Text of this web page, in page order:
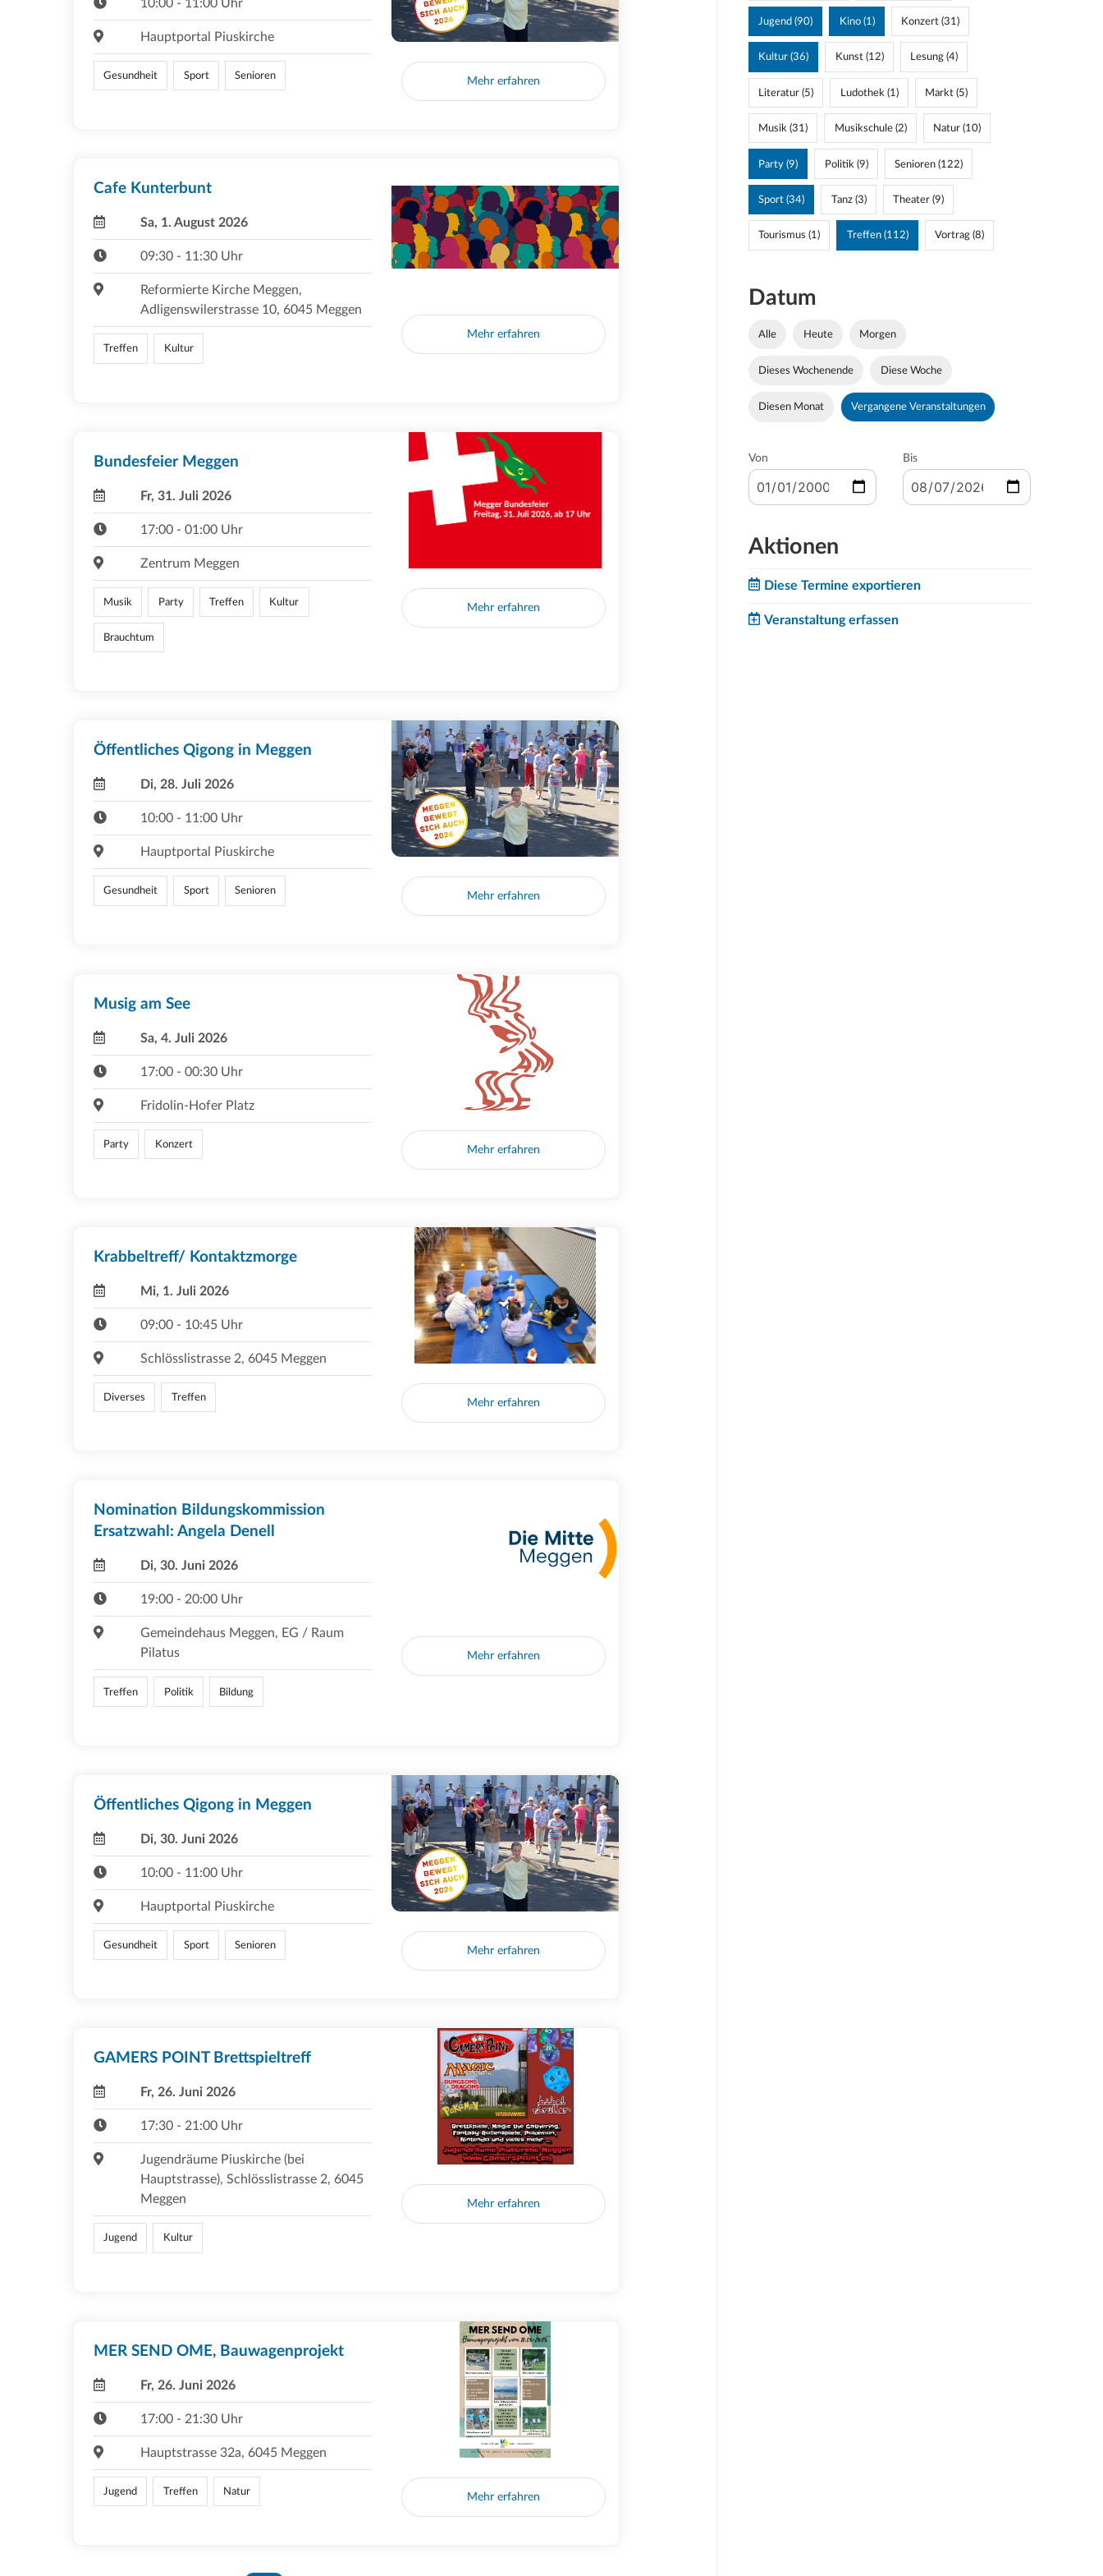
10:00 - 11:00 Uhr
Hauptportal Piuskirche
Gesundheit Sport Senioren Mehr erfahren
Cafe Kunterbunt
Sa, 1. August 2026
09:30 - 11:30 Uhr
Reformierte Kirche Meggen,
Adligenswilerstrasse 10, 6045 Meggen
Treffen Kultur
Mehr erfahren
Bundesfeier Meggen
Fr, 31. Juli 2026
17:00 - 01:00 Uhr
Zentrum Meggen
Musik Party Treffen Kultur
Brauchtum
Mehr erfahren
Öffentliches Qigong in Meggen
Di, 28. Juli 2026
10:00 - 11:00 Uhr
Hauptportal Piuskirche
Gesundheit Sport Senioren Mehr erfahren
Musig am See
Sa, 4. Juli 2026
17:00 - 00:30 Uhr
Fridolin-Hofer Platz
Party Konzert Mehr erfahren
Krabbeltreff/ Kontaktzmorge
Mi, 1. Juli 2026
09:00 - 10:45 Uhr
Schlösslistrasse 2, 6045 Meggen
Diverses Treffen Mehr erfahren
Nomination Bildungskommission
Ersatzwahl: Angela Denell
Di, 30. Juni 2026
19:00 - 20:00 Uhr
Gemeindehaus Meggen, EG / Raum
Pilatus
Treffen Politik Bildung
Mehr erfahren
Öffentliches Qigong in Meggen
Di, 30. Juni 2026
10:00 - 11:00 Uhr
Hauptportal Piuskirche
Gesundheit Sport Senioren Mehr erfahren
GAMERS POINT Brettspieltreff
Fr, 26. Juni 2026
17:30 - 21:00 Uhr
Jugendräume Piuskirche (bei
Hauptstrasse), Schlösslistrasse 2, 6045
Meggen
Jugend Kultur
Mehr erfahren
MER SEND OME, Bauwagenprojekt
Fr, 26. Juni 2026
17:00 - 21:30 Uhr
Hauptstrasse 32a, 6045 Meggen
Jugend Treffen Natur Mehr erfahren
Jugend (90) Kino (1) Konzert (31)
Kultur (36) Kunst (12) Lesung (4)
Literatur (5) Ludothek (1) Markt (5)
Musik (31) Musikschule (2) Natur (10)
Party (9) Politik (9) Senioren (122)
Sport (34) Tanz (3) Theater (9)
Tourismus (1) Treffen (112) Vortrag (8)
Datum
Alle Heute Morgen
Dieses Wochenende Diese Woche
Diesen Monat Vergangene Veranstaltungen
Von Bis
Aktionen
Diese Termine exportieren
Veranstaltung erfassen